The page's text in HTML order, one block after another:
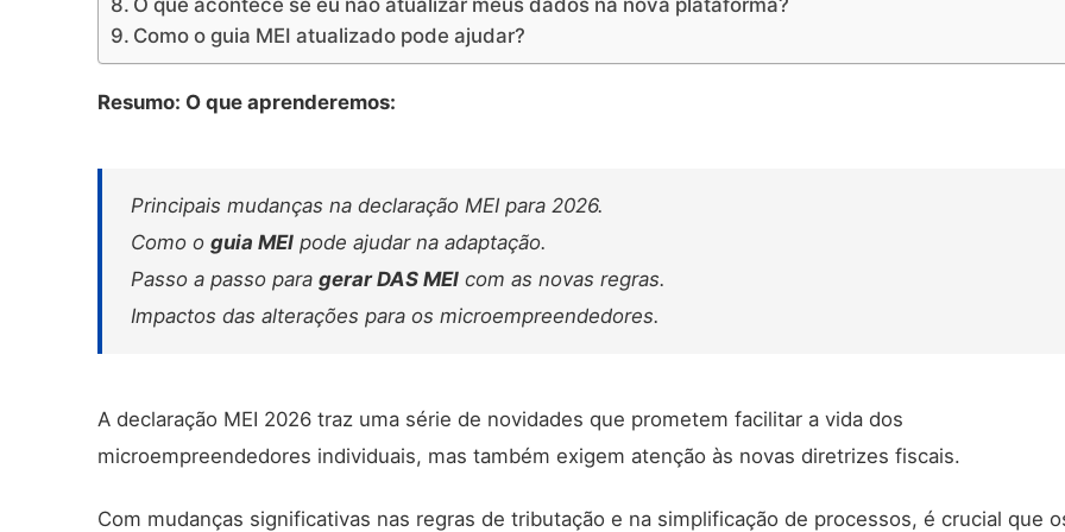
O que acontece se eu não atualizar meus dados na nova plataforma?
Como o guia MEI atualizado pode ajudar?
Resumo: O que aprenderemos:
Principais mudanças na declaração MEI para 2026.
Como o guia MEI pode ajudar na adaptação.
Passo a passo para gerar DAS MEI com as novas regras.
Impactos das alterações para os microempreendedores.
A declaração MEI 2026 traz uma série de novidades que prometem facilitar a vida dos
microempreendedores individuais, mas também exigem atenção às novas diretrizes fiscais.
Com mudanças significativas nas regras de tributação e na simplificação de processos, é crucial que